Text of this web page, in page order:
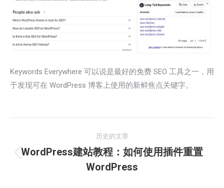
Keywords Everywhere 可以说是最好的免费 SEO 工具之一，用
于发现可在 WordPress 博客上使用的新鲜焦点关键字。
章
历史的文章
历
史
WordPress建站教程：如何使用插件重置
WordPress